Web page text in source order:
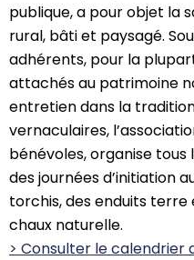
publique, a pour objet la
rural, bâti et paysagé.
adhérents, pour la
attachés au patrimoine
entretien dans la
vernaculaires,
bénévoles, organise tous
des journées d’initiation
torchis, des enduits
chaux naturelle.
> Consulter le calendrier